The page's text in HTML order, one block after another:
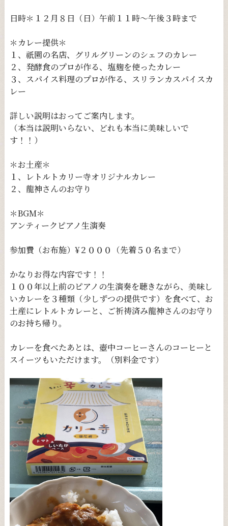
日時＊１２月８日（日） 午前１１時〜午後３時まで
＊カレー提供＊
１、祇園の名店、グリルグリーンのシェフのカレー
２、発酵食のプロが作る、塩麹を使ったカレー
３、スパイス料理のプロが作る、スリランカスパイスカ
レー
詳しい説明はおってご案内します。
（本当は説明いらない、どれも本当に美味しいで
す！！）
＊お土産＊
１、レトルトカリー寺オリジナルカレー
２、龍神さんのお守り
＊BGM＊
アンティークピアノ生演奏
参加費（お布施）¥２０００（先着５０名まで）
かなりお得な内容です！！
１００年以上前のピアノの生演奏を聴きながら、美味し
いカレーを３種類（少しずつの提供です）を食べて、お
土産にレトルトカレーと、ご祈祷済み龍神さんのお守り
のお持ち帰り。
カレーを食べたあとは、壺中コーヒーさんのコーヒーと
スイーツもいただけます。（別料金です）